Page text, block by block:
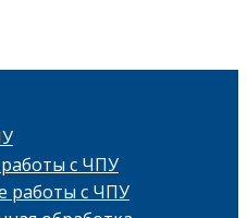
с ЧПУ
работы с ЧПУ